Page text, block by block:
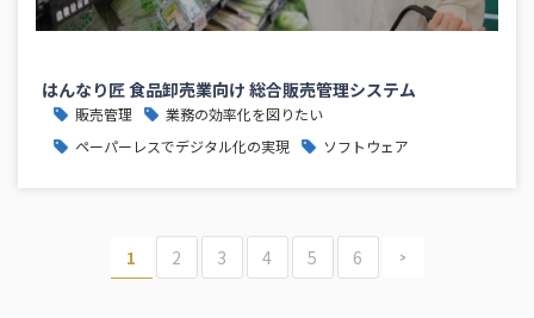
はんなり匠 食品卸売業向け 総合販売管理システム
販売管理
業務の効率化を図りたい
ペーパーレスでデジタル化の実現
ソフトウェア
1 2 3 4 5 6 >